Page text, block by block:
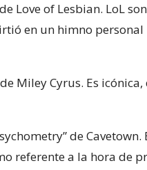
Love of Lesbian. LoL
en un himno
Miley Cyrus. Es
de
referente a la hora de